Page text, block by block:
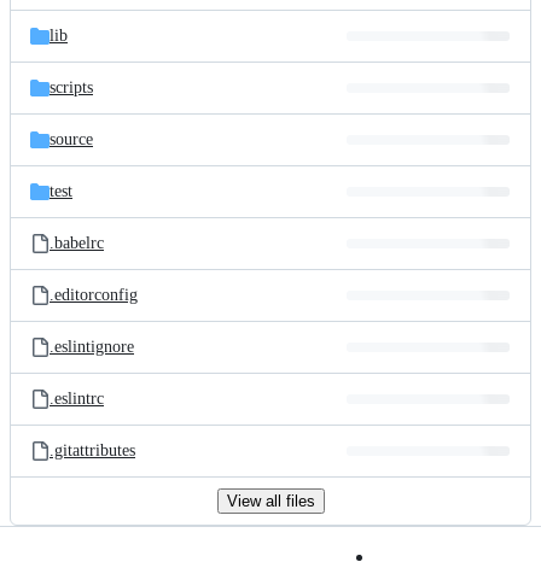
files
lib
scripts
source
test
.babelrc
.editorconfig
.eslintignore
.eslintrc
.gitattributes
View all files